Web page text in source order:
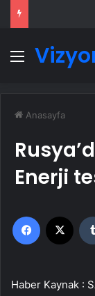
Menü
Anasayfa
Enerji
Facebook
Haber Kaynak :